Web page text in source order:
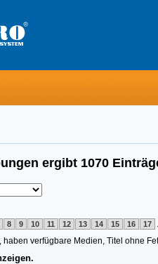
ergibt 1070
8 9 10 11 12 13 14 15 16 17
verfügbare Medien, Titel ohne